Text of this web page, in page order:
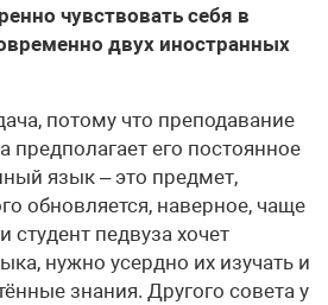
чувствовать себя в
двух иностранных
потому что преподавание
предполагает его постоянное
язык – это предмет,
обновляется, наверное, чаще
студент педвуза хочет
нужно усердно их изучать и
знания. Другого совета у